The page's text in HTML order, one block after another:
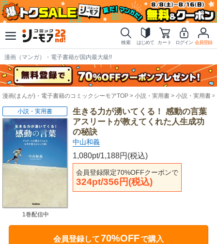
検索 はじめて カート ログイン 会員登録
漫画（マンガ）・電子書籍が国内最大級!!
漫画(まんが)・電子書籍のコミックシーモアTOP 小説・実用書 小説・実用書
生きる力が湧いてくる！ 感動の言葉
アスリートが教えてくれた人生成功
の秘訣
中山和義
1,080pt/1,188円(税込)
会員登録限定70%OFFクーポンで
324pt/356円(税込)
小説・実用書
1巻配信中
会員登録して70%OFFで購入